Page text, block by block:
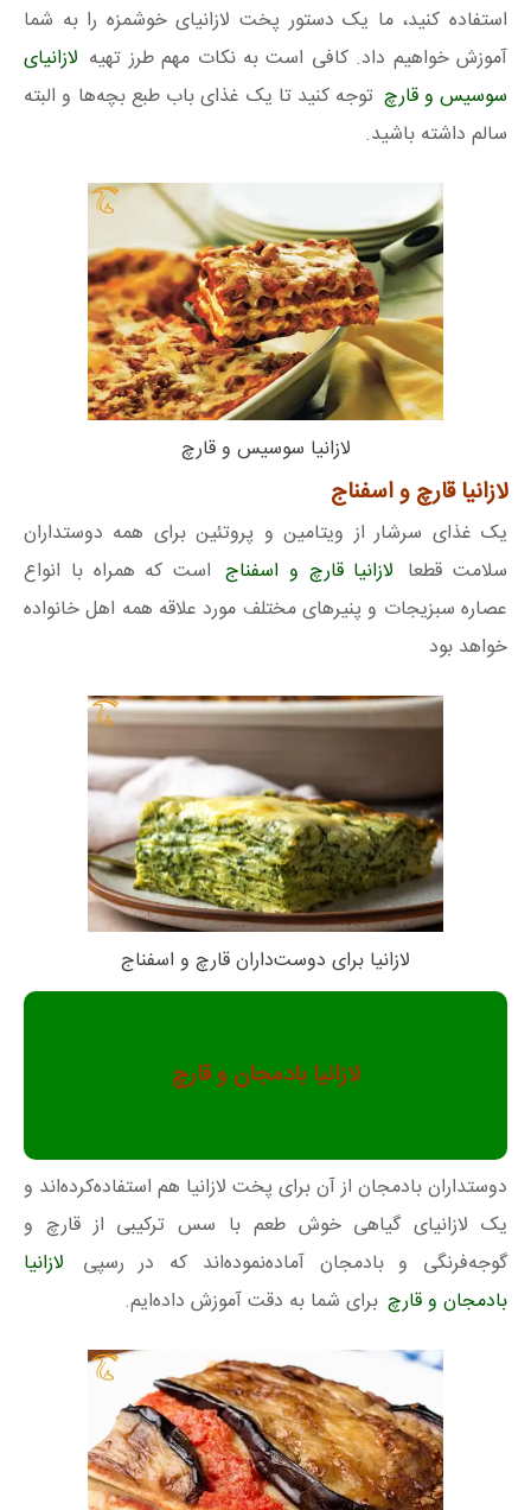
استفاده کنید، ما یک دستور پخت لازانیای خوشمزه را به شما
آموزش خواهیم داد. کافی است به نکات مهم طرز تهیه لازانیای
سوسیس و قارچ توجه کنید تا یک غذای باب طبع بچه‌ها و البته
سالم داشته باشید.
لازانیا سوسیس و قارچ
لازانیا قارچ و اسفناج
یک غذای سرشار از ویتامین و پروتئین برای همه دوستداران
سلامت قطعا لازانیا قارچ و اسفناج است که همراه با انواع
عصاره سبزیجات و پنیرهای مختلف مورد علاقه همه اهل خانواده
خواهد بود
لازانیا برای دوست‌داران قارچ و اسفناج
لازانیا بادمجان و قارچ
دوستداران بادمجان از آن برای پخت لازانیا هم استفاده‌کرده‌اند و
یک لازانیای گیاهی خوش طعم با سس ترکیبی از قارچ و
گوجه‌فرنگی و بادمجان آماده‌نموده‌اند که در رسپی
لازانیا
بادمجان و قارچ برای شما به دقت آموزش داده‌ایم.